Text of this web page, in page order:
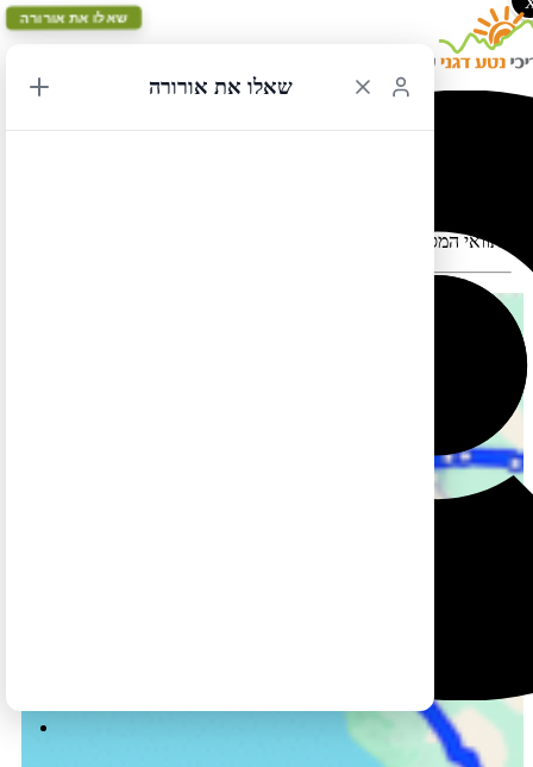
תוואי המסלול במפה עלול להתעוות כאשר יש במקום כבישים סגורים
שאלו את אורורה
שאלו את אורורה